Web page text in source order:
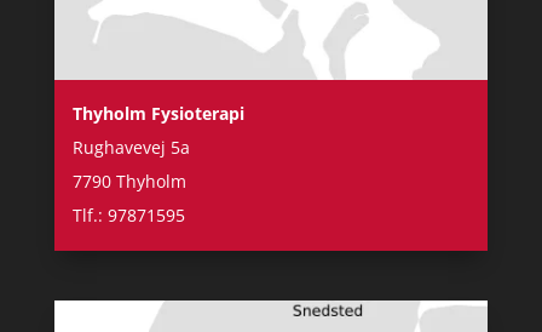
Thyholm Fysioterapi
Rughavevej 5a
7790 Thyholm
Tlf.: 97871595